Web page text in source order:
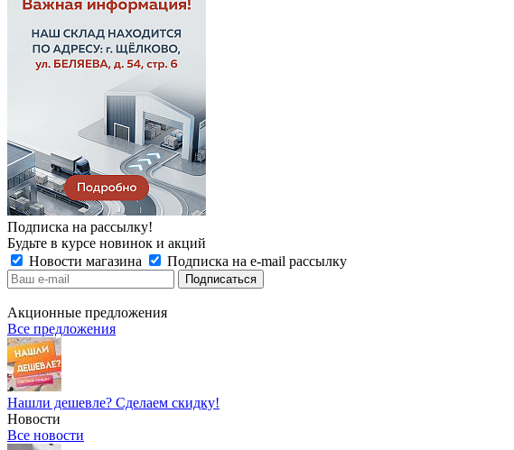
Подписка на рассылку!
Будьте в курсе новинок и акций
Новости магазина
Подписка на e-mail рассылку
Акционные предложения
Все предложения
Нашли дешевле? Сделаем скидку!
Новости
Все новости